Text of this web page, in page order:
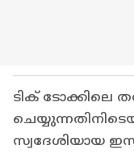
ടിക് ടോക്കിലെ
സ്വദേശിയായ